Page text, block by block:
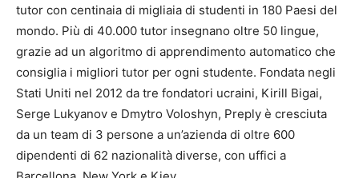
tutor con centinaia di migliaia di studenti in 180 Paesi del
mondo. Più di 40.000 tutor insegnano oltre 50 lingue,
grazie ad un algoritmo di apprendimento automatico che
consiglia i migliori tutor per ogni studente. Fondata negli
Stati Uniti nel 2012 da tre fondatori ucraini, Kirill Bigai,
Serge Lukyanov e Dmytro Voloshyn, Preply è cresciuta
da un team di 3 persone a un’azienda di oltre 600
dipendenti di 62 nazionalità diverse, con uffici a